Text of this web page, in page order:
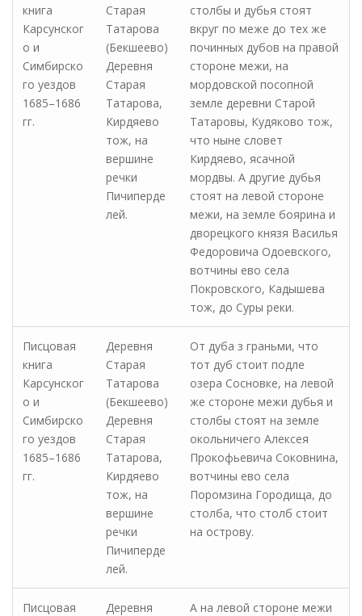
книга
Карсунског
о и
Симбирско
го уездов
1685–1686
гг.
Старая
Татарова
(Бекшеево)
Деревня
Старая
Татарова,
Кирдяево
тож, на
вершине
речки
Пичиперде
лей.
столбы и дубья стоят
вкруг по меже до тех же
починных дубов на правой
стороне межи, на
мордовской посопной
земле деревни Старой
Татаровы, Кудяково тож,
что ныне словет
Кирдяево, ясачной
мордвы. А другие дубья
стоят на левой стороне
межи, на земле боярина и
дворецкого князя Василья
Федоровича Одоевского,
вотчины ево села
Покровского, Кадышева
тож, до Суры реки.
Писцовая
книга
Карсунског
о и
Симбирско
го уездов
1685–1686
гг.
Деревня
Старая
Татарова
(Бекшеево)
Деревня
Старая
Татарова,
Кирдяево
тож, на
вершине
речки
Пичиперде
лей.
От дуба з граньми, что
тот дуб стоит подле
озера Сосновке, на левой
же стороне межи дубья и
столбы стоят на земле
окольничего Алексея
Прокофьевича Соковнина,
вотчины ево села
Поромзина Городища, до
столба, что столб стоит
на острову.
Писцовая
Деревня
А на левой стороне межи